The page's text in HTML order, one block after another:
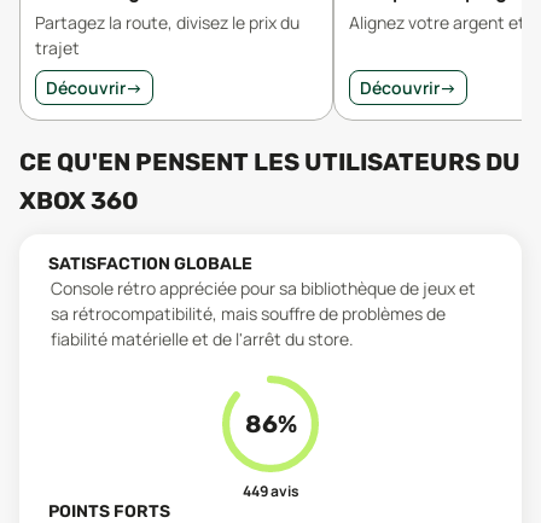
Partagez la route, divisez le prix du
trajet
Découvrir→
Alignez votre argent et
Découvrir→
CE QU'EN PENSENT LES UTILISATEURS DU
XBOX 360
SATISFACTION GLOBALE
Console rétro appréciée pour sa bibliothèque de jeux et
sa rétrocompatibilité, mais souffre de problèmes de
fiabilité matérielle et de l'arrêt du store.
86%
449avis
POINTS FORTS